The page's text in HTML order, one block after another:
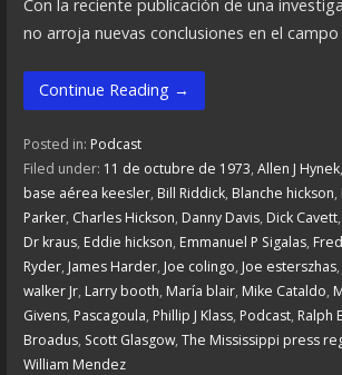
Con la reciente publicación de una
no arroja nuevas conclusiones en el
Continue Reading →
Posted in: Podcast
Filed under: 11 de octubre de 1973, Allen J Hynek,
base aérea keesler, Bill Riddick, Blanche hickson,
Parker, Charles Hickson, Danny Davis, Dick Cavett,
Dr kraus, Eddie hickson, Emmanuel P Sigalas,
Ryder, James Harder, Joe colingo, Joe esterszhas,
walker Jr, Larry booth, María blair, Mike Cataldo,
Givens, Pascagoula, Phillip J Klass, Podcast, Ralph
Broadus, Scott Glasgow, The Mississippi press
William Mendez